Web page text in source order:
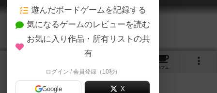
カフェ
遊んだボードゲームを記録する
気になるゲームのレビューを読む
お気に入り作品・所有リストの共
有
ログイン / 会員登録（10秒）
Google X